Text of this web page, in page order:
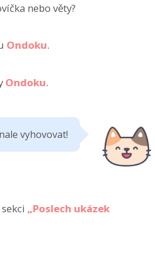
nebo věty?
Ondoku.
Ondoku.
vyhovovat!
„Poslech ukázek